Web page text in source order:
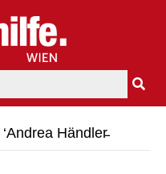
Händler̵